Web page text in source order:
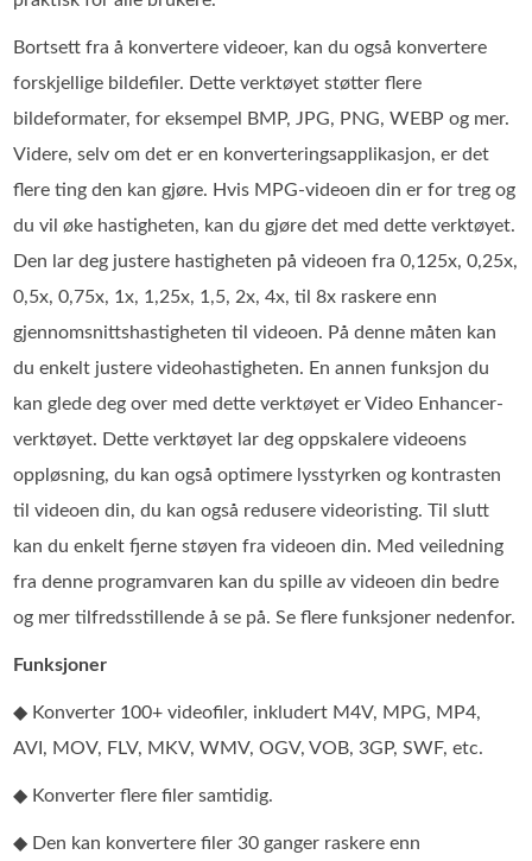
Bortsett fra å konvertere videoer, kan du også konvertere
forskjellige bildefiler. Dette verktøyet støtter flere
bildeformater, for eksempel BMP, JPG, PNG, WEBP og mer.
Videre, selv om det er en konverteringsapplikasjon, er det
flere ting den kan gjøre. Hvis MPG-videoen din er for treg og
du vil øke hastigheten, kan du gjøre det med dette verktøyet.
Den lar deg justere hastigheten på videoen fra 0,125x, 0,25x,
0,5x, 0,75x, 1x, 1,25x, 1,5, 2x, 4x, til 8x raskere enn
gjennomsnittshastigheten til videoen. På denne måten kan
du enkelt justere videohastigheten. En annen funksjon du
kan glede deg over med dette verktøyet er Video Enhancer-
verktøyet. Dette verktøyet lar deg oppskalere videoens
oppløsning, du kan også optimere lysstyrken og kontrasten
til videoen din, du kan også redusere videoristing. Til slutt
kan du enkelt fjerne støyen fra videoen din. Med veiledning
fra denne programvaren kan du spille av videoen din bedre
og mer tilfredsstillende å se på. Se flere funksjoner nedenfor.
Funksjoner
◆ Konverter 100+ videofiler, inkludert M4V, MPG, MP4,
AVI, MOV, FLV, MKV, WMV, OGV, VOB, 3GP, SWF, etc.
◆ Konverter flere filer samtidig.
◆ Den kan konvertere filer 30 ganger raskere enn